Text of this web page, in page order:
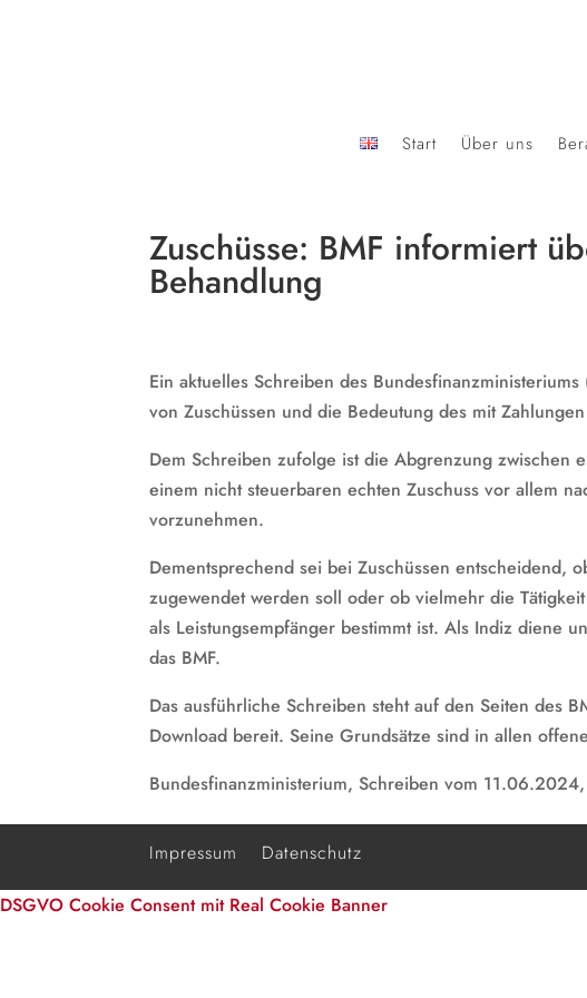
Start Über uns
Zuschüsse: BMF informiert
Behandlung
Ein aktuelles Schreiben des
von Zuschüssen und die Bedeutung des mit
Dem Schreiben zufolge ist die Abgrenzung zwischen
einem nicht steuerbaren echten Zuschuss vor allem
vorzunehmen.
Dementsprechend sei bei Zuschüssen entscheidend,
zugewendet werden soll oder ob vielmehr die
als Leistungsempfänger bestimmt ist. Als Indiz diene
das BMF.
Das ausführliche Schreiben steht auf den Seiten des
Download bereit. Seine Grundsätze sind in allen
Bundesfinanzministerium, Schreiben vom
Impressum Datenschutz
DSGVO Cookie Consent mit Real Cookie Banner